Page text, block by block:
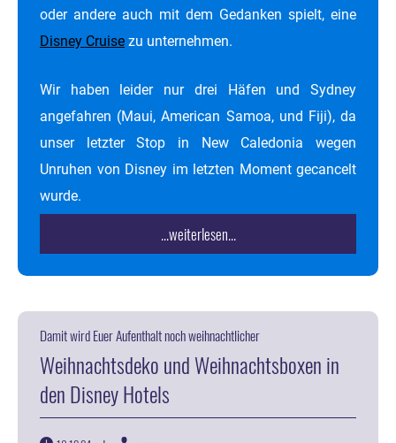
oder andere auch mit dem Gedanken spielt, eine
Disney Cruise zu unternehmen.
Wir haben leider nur drei Häfen und Sydney
angefahren (Maui, American Samoa, und Fiji), da
unser letzter Stop in New Caledonia wegen
Unruhen von Disney im letzten Moment gecancelt
wurde.
...weiterlesen...
Damit wird Euer Aufenthalt noch weihnachtlicher
Weihnachtsdeko und Weihnachtsboxen in
den Disney Hotels